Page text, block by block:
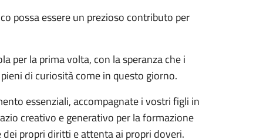
possa essere un prezioso contributo per
per la prima volta, con la speranza che i
di curiosità come in questo giorno.
essenziali, accompagnate i vostri figli in
creativo e generativo per la formazione
propri diritti e attenta ai propri doveri.